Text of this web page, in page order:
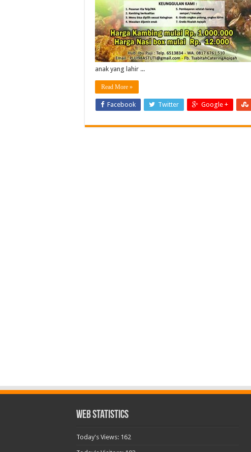
anak yang lahir ...
Read More »
Facebook Twitter Google +
Web Statistics
Today's Views: 162